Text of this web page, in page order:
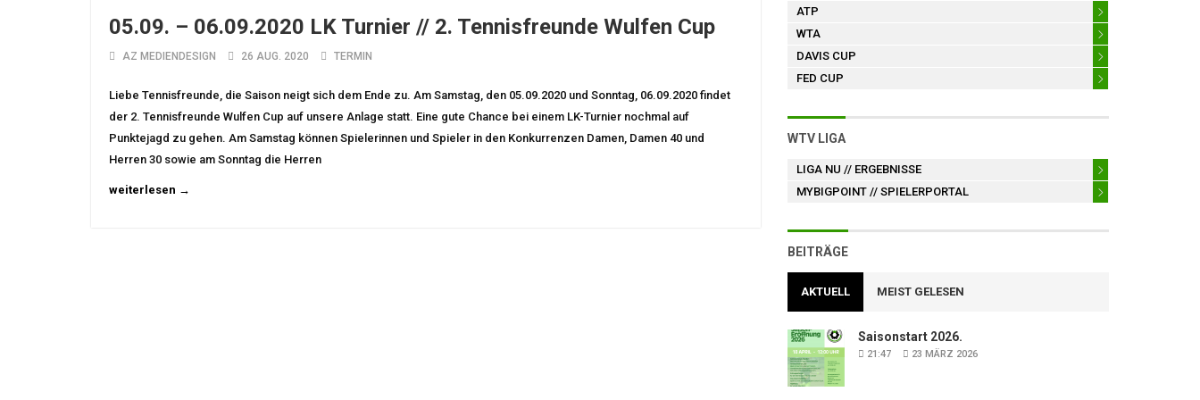
05.09. – 06.09.2020 LK Turnier // 2. Tennisfreunde Wulfen Cup
AZ MEDIENDESIGN 26 AUG. 2020 TERMIN
Liebe Tennisfreunde, die Saison neigt sich dem Ende zu. Am Samstag, den 05.09.2020 und Sonntag, 06.09.2020 findet
der 2. Tennisfreunde Wulfen Cup auf unsere Anlage statt. Eine gute Chance bei einem LK-Turnier nochmal auf
Punktejagd zu gehen. Am Samstag können Spielerinnen und Spieler in den Konkurrenzen Damen, Damen 40 und
Herren 30 sowie am Sonntag die Herren
weiterlesen →
ATP
WTA
DAVIS CUP
FED CUP
WTV LIGA
LIGA NU // ERGEBNISSE
MYBIGPOINT // SPIELERPORTAL
BEITRÄGE
AKTUELL MEIST GELESEN
Saisonstart 2026.
21:47 23 MÄRZ 2026